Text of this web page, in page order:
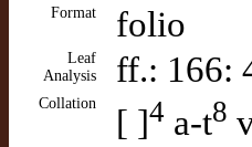
Format folio
Leaf
Analysis
ff.: 166:
Collation [ ]4 a-t8